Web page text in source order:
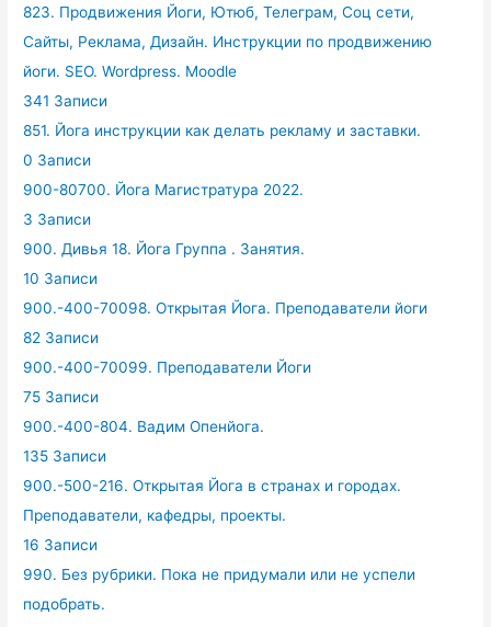
823. Продвижения Йоги, Ютюб, Телеграм, Соц сети,
Сайты, Реклама, Дизайн. Инструкции по продвижению
йоги. SEO. Wordpress. Moodle
341 Записи
851. Йога инструкции как делать рекламу и заставки.
0 Записи
900-80700. Йога Магистратура 2022.
3 Записи
900. Дивья 18. Йога Группа . Занятия.
10 Записи
900.-400-70098. Открытая Йога. Преподаватели йоги
82 Записи
900.-400-70099. Преподаватели Йоги
75 Записи
900.-400-804. Вадим Опенйога.
135 Записи
900.-500-216. Открытая Йога в странах и городах.
Преподаватели, кафедры, проекты.
16 Записи
990. Без рубрики. Пока не придумали или не успели
подобрать.